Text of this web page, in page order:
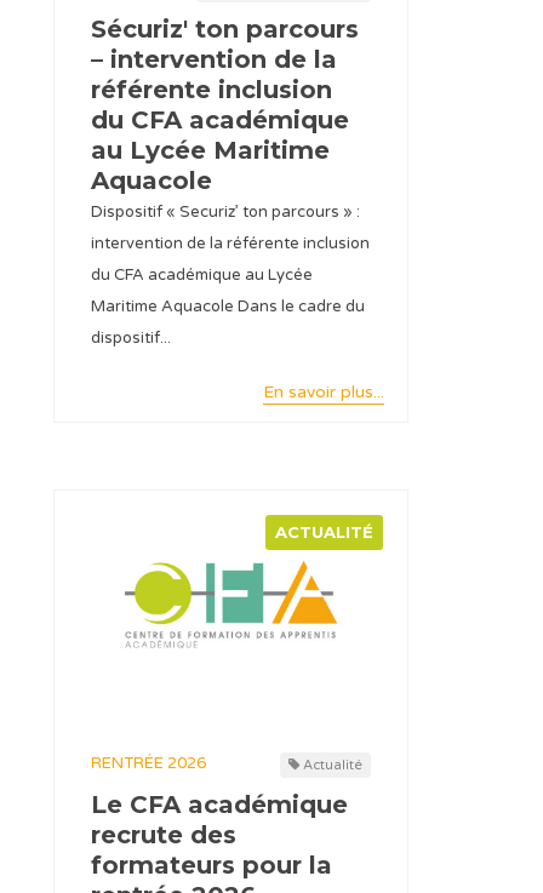
Sécuriz' ton parcours
– intervention de la
référente inclusion
du CFA académique
au Lycée Maritime
Aquacole
Dispositif « Securiz’ ton parcours » :
intervention de la référente inclusion
du CFA académique au Lycée
Maritime Aquacole Dans le cadre du
dispositif...
En savoir plus...
ACTUALITÉ
RENTRÉE 2026 Actualité
Le CFA académique
recrute des
formateurs pour la